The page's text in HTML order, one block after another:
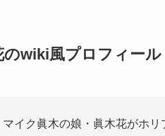
のwiki風プロフィール
マイク眞木の娘・眞木花がホ